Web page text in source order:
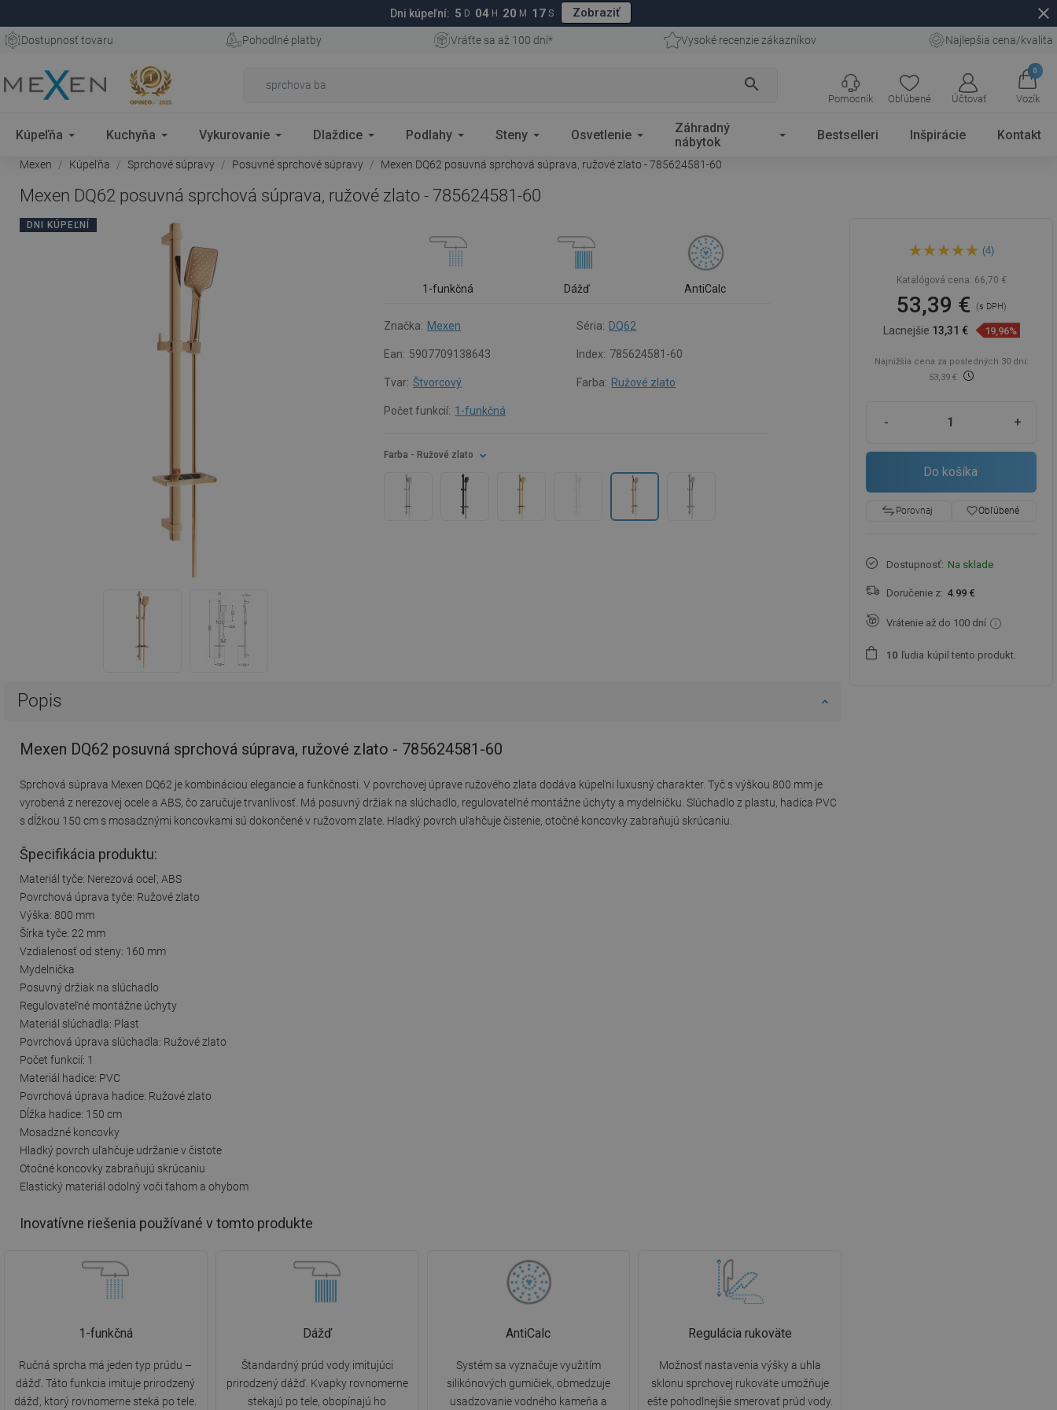
Dni kúpeľní: 5 D 04 H 20 M 16 S Zobraziť close
Dostupnosť tovaru Pohodlné platby Vráťte sa až 100 dní* Vysoké recenzie zákazníkov Najlepšia cena/kvalita
search
Obľúbené Účtovať
0
Vozík
Pomocník
Kúpeľňa Kuchyňa Vykurovanie Dlaždice Podlahy Steny Osvetlenie
Záhradný
nábytok
Bestselleri Inšpirácie Kontakt
Mexen Kúpeľňa Sprchové súpravy Posuvné sprchové súpravy Mexen DQ62 posuvná sprchová súprava, ružové zlato - 785624581-60
Mexen DQ62 posuvná sprchová súprava, ružové zlato - 785624581-60
DNI KÚPEĽNÍ
1-funkčná Dážď AntiCalc
Značka: Mexen Séria: DQ62
Ean: 5907709138643 Index: 785624581-60
Tvar: Štvorcový Farba: Ružové zlato
Počet funkcií: 1-funkčná
Farba - Ružové zlato
Popis
Mexen DQ62 posuvná sprchová súprava, ružové zlato - 785624581-60
Sprchová súprava Mexen DQ62 je kombináciou elegancie a funkčnosti. V povrchovej úprave ružového zlata dodáva kúpeľni luxusný charakter. Tyč s výškou 800 mm je
vyrobená z nerezovej ocele a ABS, čo zaručuje trvanlivosť. Má posuvný držiak na slúchadlo, regulovateľné montážne úchyty a mydelničku. Slúchadlo z plastu, hadica PVC
s dĺžkou 150 cm s mosadznými koncovkami sú dokončené v ružovom zlate. Hladký povrch uľahčuje čistenie, otočné koncovky zabraňujú skrúcaniu.
Špecifikácia produktu:
Materiál tyče: Nerezová oceľ, ABS
Povrchová úprava tyče: Ružové zlato
Výška: 800 mm
Šírka tyče: 22 mm
Vzdialenosť od steny: 160 mm
Mydelnička
Posuvný držiak na slúchadlo
Regulovateľné montážne úchyty
Materiál slúchadla: Plast
Povrchová úprava slúchadla: Ružové zlato
Počet funkcií: 1
Materiál hadice: PVC
Povrchová úprava hadice: Ružové zlato
Dĺžka hadice: 150 cm
Mosadzné koncovky
Hladký povrch uľahčuje udržanie v čistote
Otočné koncovky zabraňujú skrúcaniu
Elastický materiál odolný voči ťahom a ohybom
Inovatívne riešenia používané v tomto produkte
1-funkčná
Ručná sprcha má jeden typ prúdu –
dážď. Táto funkcia imituje prirodzený
dážď, ktorý rovnomerne steká po tele.
Dážď
Štandardný prúd vody imitujúci
prirodzený dážď. Kvapky rovnomerne
stekajú po tele, obopínajú ho
AntiCalc
Systém sa vyznačuje využitím
silikónových gumičiek, obmedzuje
usadzovanie vodného kameňa a
Regulácia rukoväte
Možnosť nastavenia výšky a uhla
sklonu sprchovej rukoväte umožňuje
ešte pohodlnejšie smerovať prúd vody.
sprchová súprava, ružové
(4)
Katalógová cena: 66,70 €
53,39 € (s DPH)
Lacnejšie 13,31 € 19,96%
Najnižšia cena za posledných 30 dní:
53,39 €
- +
Do košíka
Porovnaj favorite_borderObľúbené
Dostupnosť: Na sklade
Doručenie z: 4.99 €
Vrátenie až do 100 dní
1 0 ľudia kúpil tento produkt.